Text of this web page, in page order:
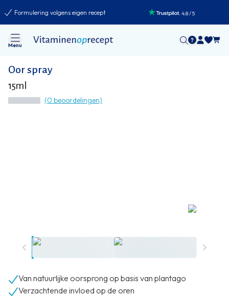
Formulering volgens eigen recept :4.8/5
Menu
Oor spray
15ml
(0 beoordelingen)
Van natuurlijke oorsprong op basis van plantago
Verzachtende invloed op de oren